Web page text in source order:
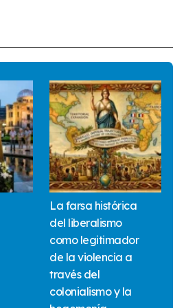
La farsa histórica
del liberalismo
como legitimador
de la violencia a
través del
colonialismo y la